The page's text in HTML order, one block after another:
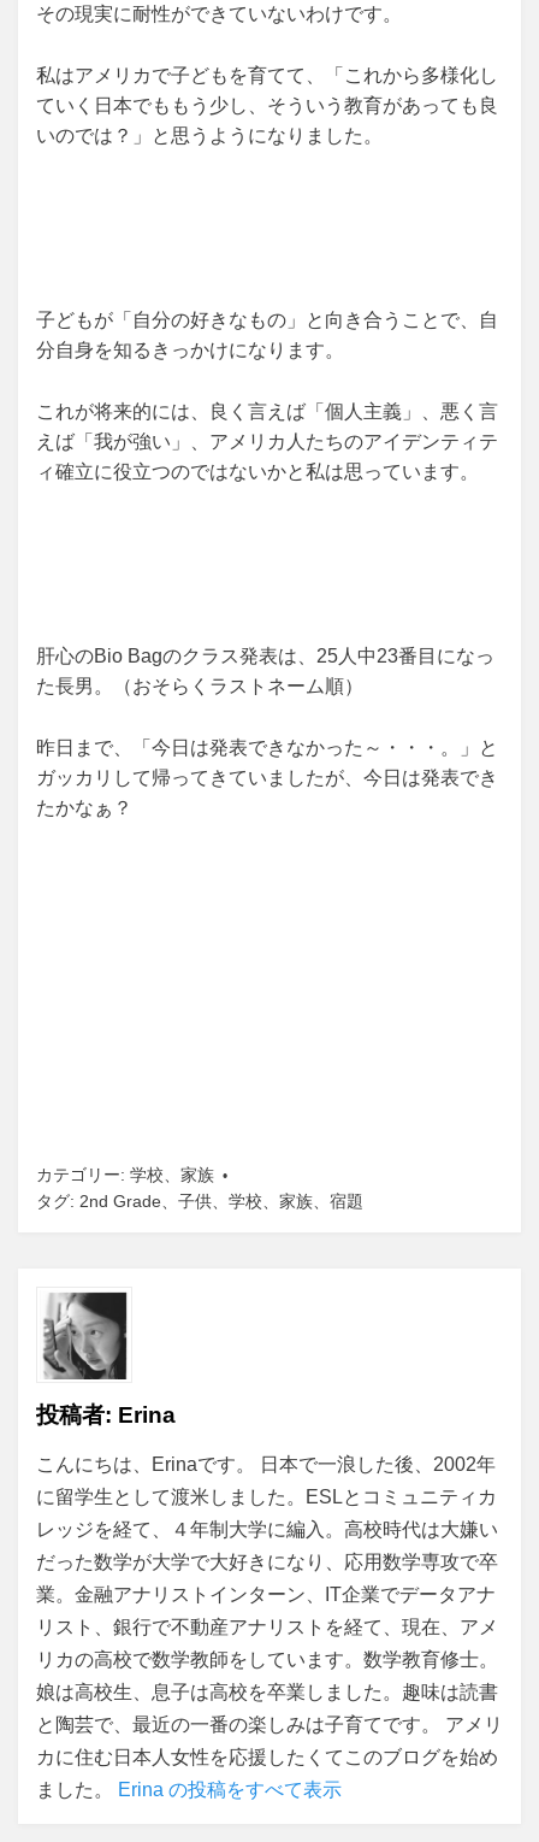
その現実に耐性ができていないわけです。
私はアメリカで子どもを育てて、「これから多様化し
ていく日本でももう少し、そういう教育があっても良
いのでは？」と思うようになりました。
子どもが「自分の好きなもの」と向き合うことで、自
分自身を知るきっかけになります。
これが将来的には、良く言えば「個人主義」、悪く言
えば「我が強い」、アメリカ人たちのアイデンティテ
ィ確立に役立つのではないかと私は思っています。
肝心のBio Bagのクラス発表は、25人中23番目になっ
た長男。（おそらくラストネーム順）
昨日まで、「今日は発表できなかった～・・・。」と
ガッカリして帰ってきていましたが、今日は発表でき
たかなぁ？
カテゴリー: 学校
家族
タグ: 2nd Grade 子供 学校 家族 宿題
投稿者: Erina
こんにちは、Erinaです。 日本で一浪した後、2002年
に留学生として渡米しました。ESLとコミュニティカ
レッジを経て、４年制大学に編入。高校時代は大嫌い
だった数学が大学で大好きになり、応用数学専攻で卒
業。金融アナリストインターン、IT企業でデータアナ
リスト、銀行で不動産アナリストを経て、現在、アメ
リカの高校で数学教師をしています。数学教育修士。
娘は高校生、息子は高校を卒業しました。趣味は読書
と陶芸で、最近の一番の楽しみは子育てです。 アメリ
カに住む日本人女性を応援したくてこのブログを始め
ました。
Erina の投稿をすべて表示